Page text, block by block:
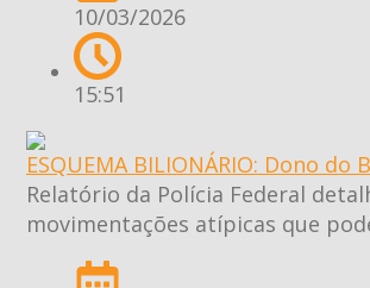
10/03/2026
15:51
ESQUEMA BILIONÁRIO: Dono
Relatório da Polícia Federal
movimentações atípicas que